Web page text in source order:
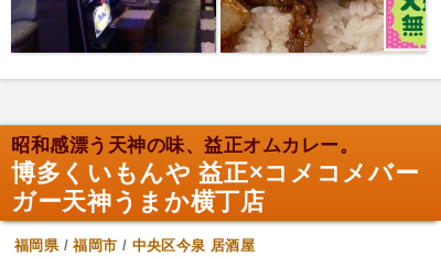
昭和感漂う天神の味、益正オムカレー。
博多くいもんや 益正×コメコメバー
ガー天神うまか横丁店
福岡県/福岡市 / 中央区今泉 居酒屋